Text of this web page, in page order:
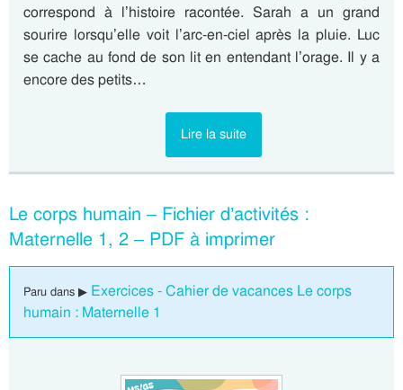
correspond à l’histoire racontée. Sarah a un grand
sourire lorsqu’elle voit l’arc-en-ciel après la pluie. Luc
se cache au fond de son lit en entendant l’orage. Il y a
encore des petits…
Lire la suite
Le corps humain – Fichier d’activités :
Maternelle 1, 2 – PDF à imprimer
Paru dans ▶ Exercices - Cahier de vacances Le corps
humain : Maternelle 1